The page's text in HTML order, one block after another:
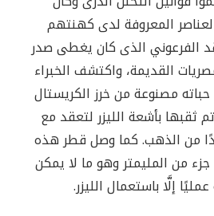
المعروفة لدى كهنتهم
الفرعوني الذى كان يغطى صدر
القديمة، واكتشف الخبراء
مصنوعة من خرز الكريستال
ثقبها بأشعة الليزر لتعقد مع
من الذهب. كما وصل قطر هذه
من المليمتر وهو ما لا يمكن
إلَّا باستعمال الليزر.